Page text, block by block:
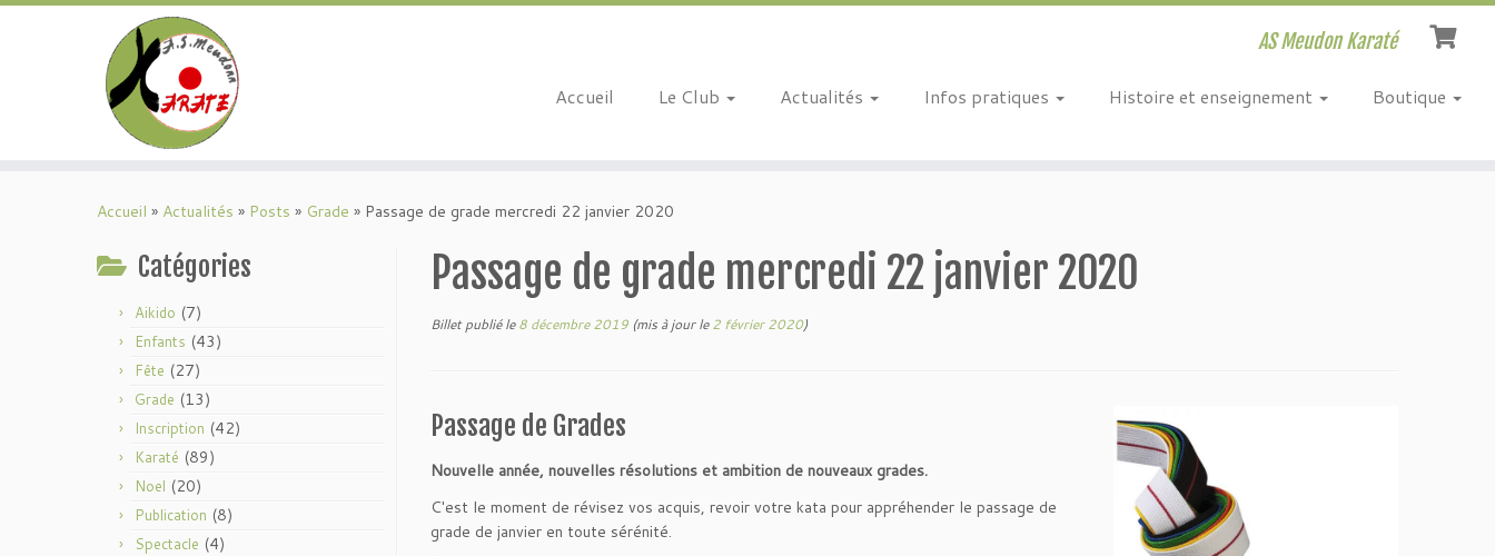
AS Meudon Karaté
Accueil Le Club Actualités Infos pratiques Histoire et enseignement Boutique
Accueil » Actualités » Posts » Grade » Passage de grade mercredi 22 janvier 2020
Catégories
Aikido (7)
Enfants (43)
Fête (27)
Grade (13)
Inscription (42)
Karaté (89)
Noel (20)
Publication (8)
Spectacle (4)
Passage de grade mercredi 22 janvier 2020
Billet publié le8 décembre 2019 (mis à jour le2 février 2020)
Passage de Grades
Nouvelle année, nouvelles résolutions et ambition de nouveaux grades.
C'est le moment de révisez vos acquis, revoir votre kata pour appréhender le passage de
grade de janvier en toute sérénité.